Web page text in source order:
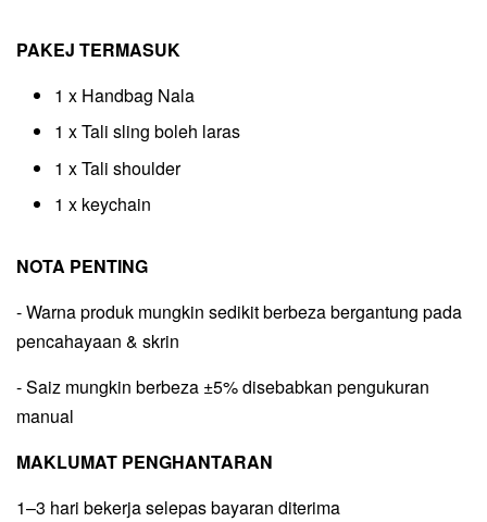
PAKEJ TERMASUK
1 x Handbag Nala
1 x Tali sling boleh laras
1 x Tali shoulder
1 x keychain
NOTA PENTING
- Warna produk mungkin sedikit berbeza bergantung pada
pencahayaan & skrin
- Saiz mungkin berbeza ±5% disebabkan pengukuran
manual
MAKLUMAT PENGHANTARAN
1–3 hari bekerja selepas bayaran diterima